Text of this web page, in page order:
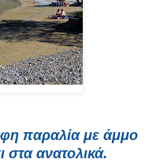
παραλία με άμμο
στα ανατολικά.